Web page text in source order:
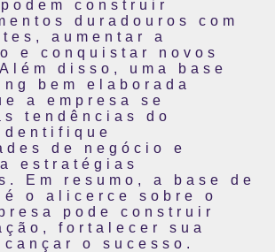
construir
duradouros com
aumentar a
e conquistar novos
disso, uma base
bem elaborada
a empresa se
tendências do
de negócio e
estratégias
Em resumo, a base de
é o alicerce sobre o
pode construir
fortalecer sua
o sucesso.